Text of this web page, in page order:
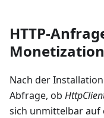
HTTP-
Nach der
Abfrage, ob
sich unmittelbar auf